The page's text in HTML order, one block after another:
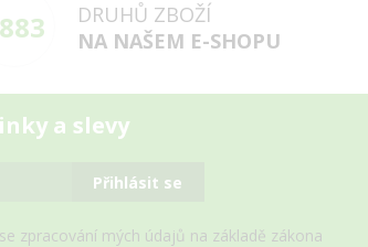
DRUHŮ ZBOŽÍ
NA NAŠEM E-SHOPU
a slevy
Přihlásit se
zpracování mých údajů na základě zákona